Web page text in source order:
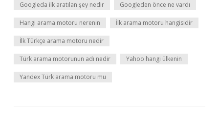
Googleda ilk aratılan şey nedir Googleden önce ne vardı
Hangi arama motoru nerenin İlk arama motoru hangisidir
İlk Türkçe arama motoru nedir
Türk arama motorunun adı nedir Yahoo hangi ülkenin
Yandex Türk arama motoru mu